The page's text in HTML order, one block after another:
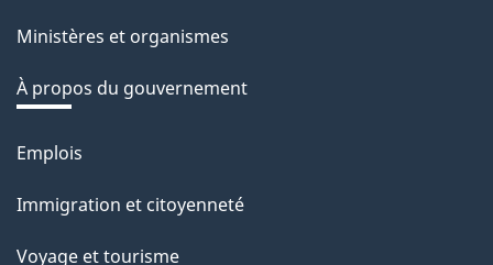
Ministères et organismes
À propos du gouvernement
Thèmes
sujets
Emplois
Immigration et citoyenneté
Voyage et tourisme